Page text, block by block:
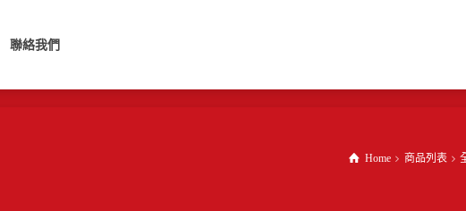
聯絡我們
Home 商品列表